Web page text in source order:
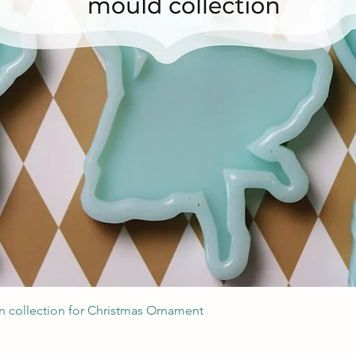
Швидкий перегляд
collection for Christmas Ornament